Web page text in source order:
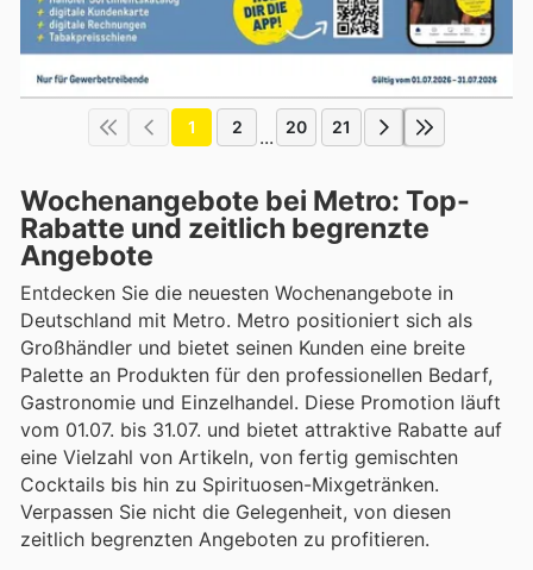
1 2 ... 20 21
Wochenangebote bei Metro: Top-
Rabatte und zeitlich begrenzte
Angebote
Entdecken Sie die neuesten Wochenangebote in
Deutschland mit Metro. Metro positioniert sich als
Großhändler und bietet seinen Kunden eine breite
Palette an Produkten für den professionellen Bedarf,
Gastronomie und Einzelhandel. Diese Promotion läuft
vom 01.07. bis 31.07. und bietet attraktive Rabatte auf
eine Vielzahl von Artikeln, von fertig gemischten
Cocktails bis hin zu Spirituosen-Mixgetränken.
Verpassen Sie nicht die Gelegenheit, von diesen
zeitlich begrenzten Angeboten zu profitieren.